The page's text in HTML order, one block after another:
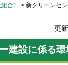
合）
> 新クリーンセ
更
建設に係る